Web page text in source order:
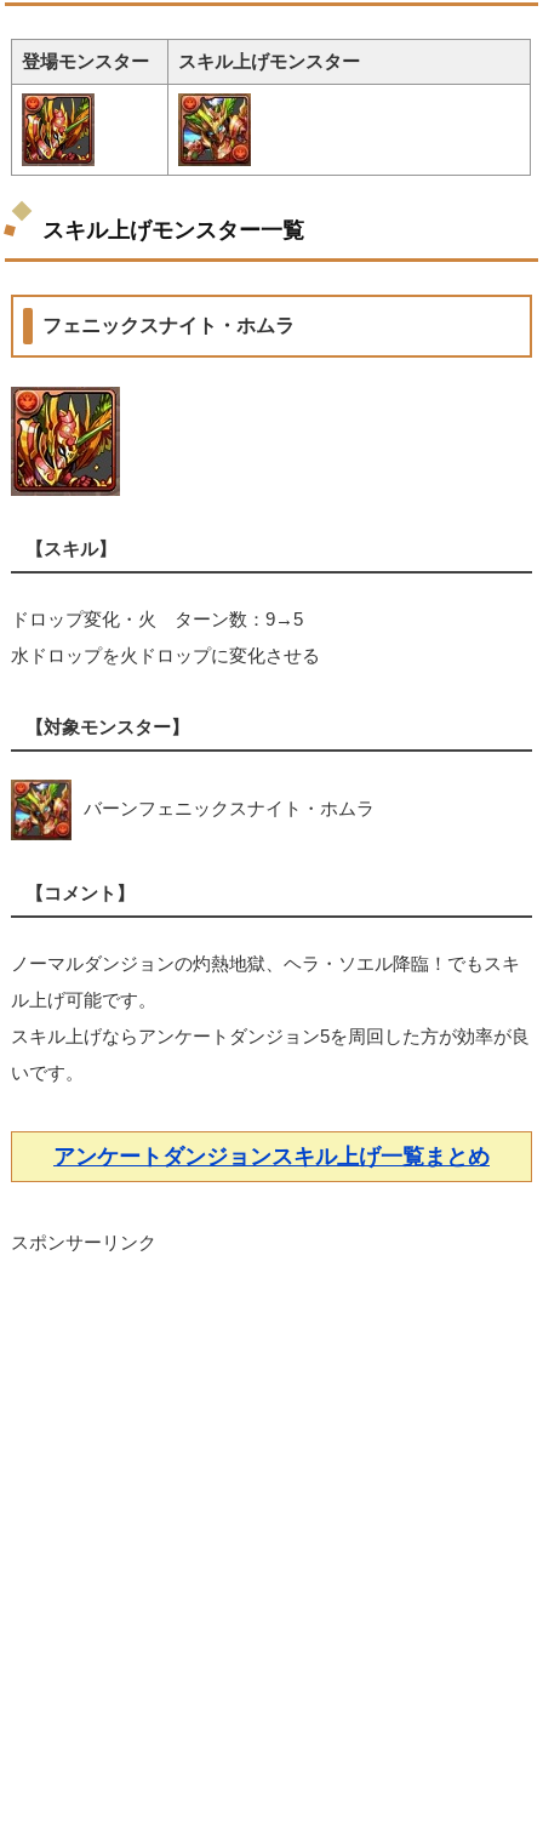
登場モンスター スキル上げモンスター
スキル上げモンスター一覧
フェニックスナイト・ホムラ
【スキル】
ドロップ変化・火 ターン数：9→5
水ドロップを火ドロップに変化させる
【対象モンスター】
バーンフェニックスナイト・ホムラ
【コメント】
ノーマルダンジョンの灼熱地獄、ヘラ・ソエル降臨！でもスキ
ル上げ可能です。
スキル上げならアンケートダンジョン5を周回した方が効率が良
いです。
アンケートダンジョンスキル上げ一覧まとめ
スポンサーリンク